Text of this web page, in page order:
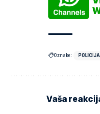
Oznake: POLICIJA
Vaša